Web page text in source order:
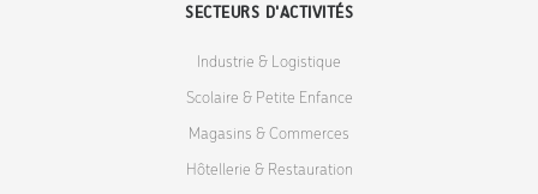
SECTEURS D'ACTIVITÉS
Industrie & Logistique
Scolaire & Petite Enfance
Magasins & Commerces
Hôtellerie & Restauration